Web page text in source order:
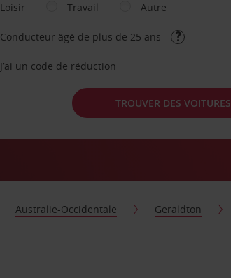
Loisir
Travail Autre
Conducteur âgé de plus de 25 ans
J’ai un code de réduction
TROUVER DES VOITURES
Australie-Occidentale
Geraldton